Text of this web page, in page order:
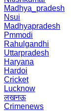
Madhya_pradesh
Nsui
Madhyapradesh
Pmmodi
Rahulgandhi
Uttarpradesh
Haryana
Hardoi
Cricket
Lucknow
लखनऊ
Crimenews